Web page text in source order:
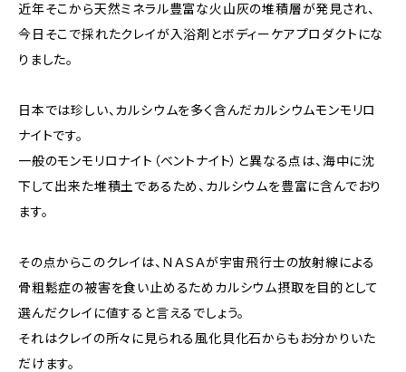
近年そこから天然ミネラル豊富な火山灰の堆積層が発見され、
今日そこで採れたクレイが入浴剤とボディーケアプロダクトにな
りました。
日本では珍しい、カルシウムを多く含んだカルシウムモンモリロ
ナイトです。
一般のモンモリロナイト（ベントナイト）と異なる点は、海中に沈
下して出来た堆積土であるため、カルシウムを豊富に含んでおり
ます。
その点からこのクレイは、ＮＡＳＡが宇宙飛行士の放射線による
骨粗鬆症の被害を食い止めるためカルシウム摂取を目的として
選んだクレイに値すると言えるでしょう。
それはクレイの所々に見られる風化貝化石からもお分かりいた
だけます。